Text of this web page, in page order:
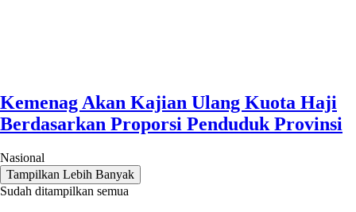
Kemenag Akan Kajian Ulang Kuota Haji
Berdasarkan Proporsi Penduduk Provinsi
Nasional
Tampilkan Lebih Banyak
Sudah ditampilkan semua